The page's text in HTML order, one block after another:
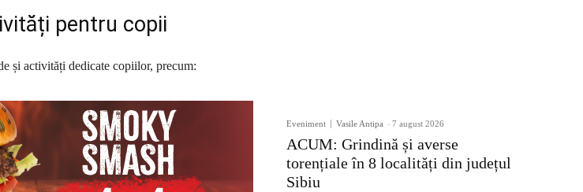
pentru copii
și activități dedicate copiilor, precum:
Eveniment Vasile Antipa - 7 august 2026
ACUM: Grindină și averse
torențiale în 8 localități din județul
Sibiu